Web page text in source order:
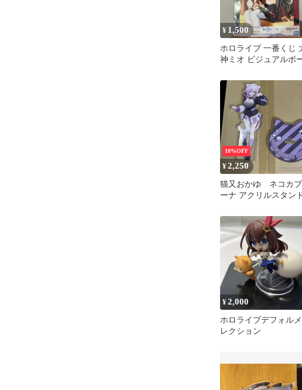
¥ 1,500
ホロライブ 一番くじ
神ミオ ビジュアルボ
10%OFF
¥2,250
猫又おかゆ ネコカブ
ーナ アクリルスタン
¥2,000
ホロライブデフォル
レクション